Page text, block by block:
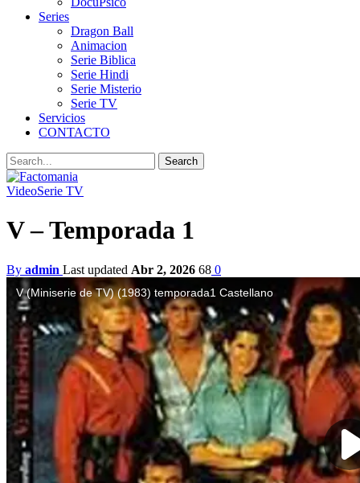
Series
Dragon Ball
Animacion
Serie Biblica
Serie Hindi
Serie Misterio
Serie TV
Servicios
CONTACTO
VideoSerie TV
V – Temporada 1
By admin Last updated Abr 2, 2026 68 0